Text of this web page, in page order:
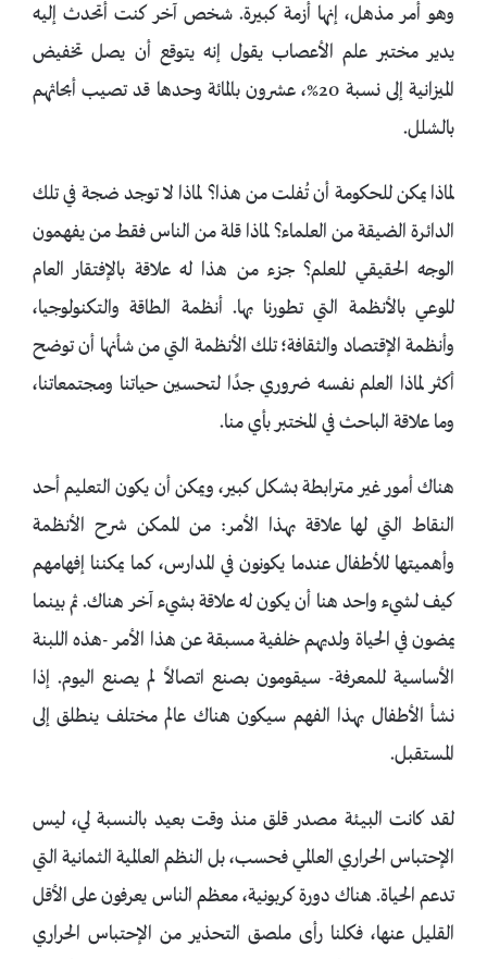
وهو أمر مذهل، إنها أزمة كبيرة. شخص آخر كنت أتحدث إليه
يدير مختبر علم الأعصاب يقول إنه يتوقع أن يصل تخفيض
الميزانية إلى نسبة 20%، عشرون بالمائة وحدها قد تصيب أبحاثهم
بالشلل.
لماذا يمكن للحكومة أن تُفلت من هذا؟ لماذا لا توجد ضجة في تلك
الدائرة الضيقة من العلماء؟ لماذا قلة من الناس فقط من يفهمون
الوجه الحقيقي للعلم؟ جزء من هذا له علاقة بالإفتقار العام
للوعي بالأنظمة التي تطورنا بها. أنظمة الطاقة والتكنولوجيا،
وأنظمة الإقتصاد والثقافة؛ تلك الأنظمة التي من شأنها أن توضح
أكثر لماذا العلم نفسه ضروري جدًا لتحسين حياتنا ومجتمعاتنا،
وما علاقة الباحث في المختبر بأي منا.
هناك أمور غير مترابطة بشكل كبير، ويمكن أن يكون التعليم أحد
النقاط التي لها علاقة بهذا الأمر: من الممكن شرح الأنظمة
وأهميتها للأطفال عندما يكونون في المدارس، كما يمكننا إفهامهم
كيف لشيء واحد هنا أن يكون له علاقة بشيء آخر هناك. ثم بينما
يمضون في الحياة ولديهم خلفية مسبقة عن هذا الأمر -هذه اللبنة
الأساسية للمعرفة- سيقومون بصنع اتصالاً لم يصنع اليوم. إذا
نشأ الأطفال بهذا الفهم سيكون هناك عالم مختلف ينطلق إلى
المستقبل.
لقد كانت البيئة مصدر قلق منذ وقت بعيد بالنسبة لي، ليس
الإحتباس الحراري العالمي فحسب، بل النظم العالمية الثمانية التي
تدعم الحياة. هناك دورة كربونية، معظم الناس يعرفون على الأقل
القليل عنها، فكلنا رأى ملصق التحذير من الإحتباس الحراري